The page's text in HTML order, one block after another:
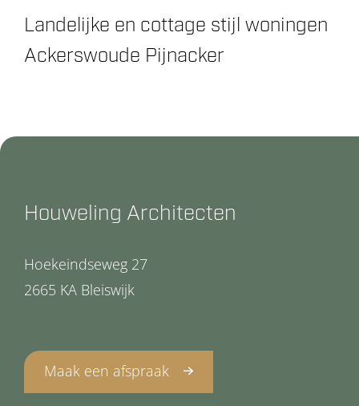
Landelijke en cottage stijl woningen
Ackerswoude Pijnacker
Houweling Architecten
Hoekeindseweg 27
2665 KA Bleiswijk
Maak een afspraak